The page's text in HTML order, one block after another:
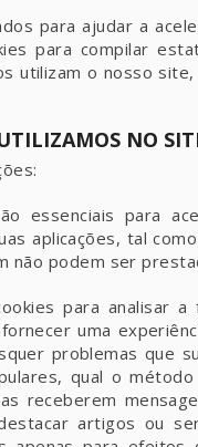
para ajudar a
para compilar
utilizam o nosso
NO
essenciais para
aplicações, tal
não podem ser
para analisar
uma
problemas que
qual o
receberem
artigos ou